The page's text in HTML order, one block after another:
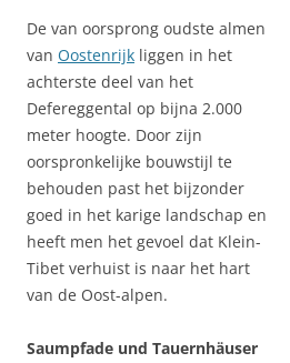
De van oorsprong oudste almen
van Oostenrijk liggen in het
achterste deel van het
Defereggental op bijna 2.000
meter hoogte. Door zijn
oorspronkelijke bouwstijl te
behouden past het bijzonder
goed in het karige landschap en
heeft men het gevoel dat Klein-
Tibet verhuist is naar het hart
van de Oost-alpen.
Saumpfade und Tauernhäuser